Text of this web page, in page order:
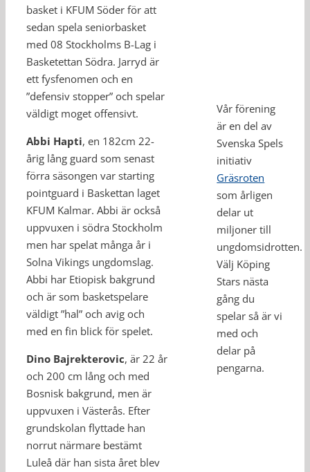
basket i KFUM Söder för att
sedan spela seniorbasket
med 08 Stockholms B-Lag i
Basketettan Södra. Jarryd är
ett fysfenomen och en
”defensiv stopper” och spelar
väldigt moget offensivt.
Abbi Hapti, en 182cm 22-
årig lång guard som senast
förra säsongen var starting
pointguard i Baskettan laget
KFUM Kalmar. Abbi är också
uppvuxen i södra Stockholm
men har spelat många år i
Solna Vikings ungdomslag.
Abbi har Etiopisk bakgrund
och är som basketspelare
väldigt ”hal” och avig och
med en fin blick för spelet.
Dino Bajrekterovic, är 22 år
och 200 cm lång och med
Bosnisk bakgrund, men är
uppvuxen i Västerås. Efter
grundskolan flyttade han
norrut närmare bestämt
Luleå där han sista året blev
Vår förening
är en del av
Svenska Spels
initiativ
Gräsroten
som årligen
delar ut
miljoner till
ungdomsidrotten.
Välj Köping
Stars nästa
gång du
spelar så är vi
med och
delar på
pengarna.